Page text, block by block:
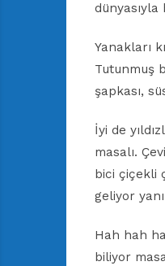
Yanakları
Tutunmuş
şapkası,
İyi de
masalı.
bici çiçekli
geliyor
Hah hah
biliyor